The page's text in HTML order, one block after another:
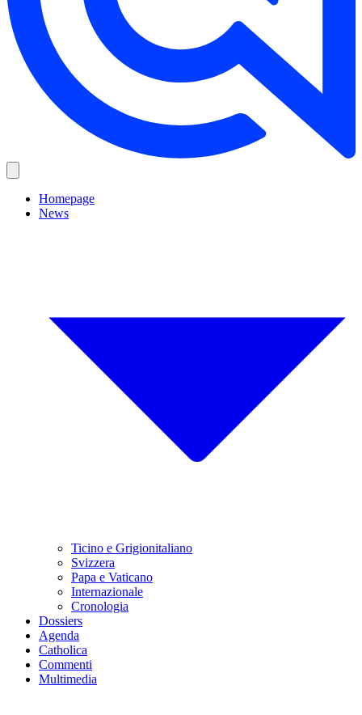
Homepage
News
Ticino e Grigionitaliano
Svizzera
Papa e Vaticano
Internazionale
Cronologia
Dossiers
Agenda
Catholica
Commenti
Multimedia